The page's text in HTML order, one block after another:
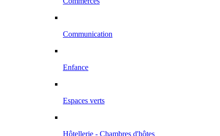
Communication
Enfance
Espaces verts
Hôtellerie - Chambres d'hôtes